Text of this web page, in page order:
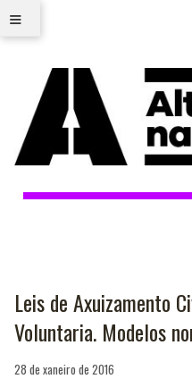
≡
Leis de Axuizamento
Voluntaria. Modelos
28 de xaneiro de 2016